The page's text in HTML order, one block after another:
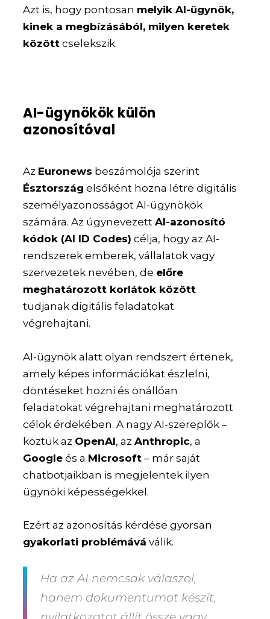
Azt is, hogy pontosan melyik AI-ügynök,
kinek a megbízásából, milyen keretek
között cselekszik.
AI-ügynökök külön
azonosítóval
Az Euronews beszámolója szerint
Észtország elsőként hozna létre digitális
személyazonosságot AI-ügynökök
számára. Az úgynevezettAI-azonosító
kódok (AI ID Codes) célja, hogy az AI-
rendszerek emberek, vállalatok vagy
szervezetek nevében, de előre
meghatározott korlátok között
tudjanak digitális feladatokat
végrehajtani.
AI-ügynök alatt olyan rendszert értenek,
amely képes információkat észlelni,
döntéseket hozni és önállóan
feladatokat végrehajtani meghatározott
célok érdekében. A nagy AI-szereplők –
köztük az OpenAI, azAnthropic, a
Google és a Microsoft – már saját
chatbotjaikban is megjelentek ilyen
ügynöki képességekkel.
Ezért az azonosítás kérdése gyorsan
gyakorlati problémává válik.
Ha az AI nemcsak válaszol,
hanem dokumentumot készít,